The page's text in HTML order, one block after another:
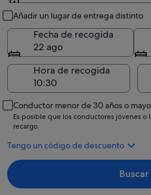
Añadir un lugar de entrega distinto
Fecha de recogida
22 ago
Hora de recogida
Conductor menor de 30 años o
Es posible que los conductores jóvenes o
recargo.
Tengo un código de descuento
Buscar